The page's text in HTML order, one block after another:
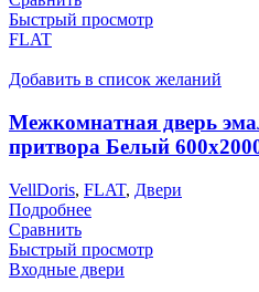
Быстрый просмотр
FLAT
Добавить в список желаний
Межкомнатная дверь
притвора Белый
VellDoris, FLAT, Двери
Подробнее
Сравнить
Быстрый просмотр
Входные двери